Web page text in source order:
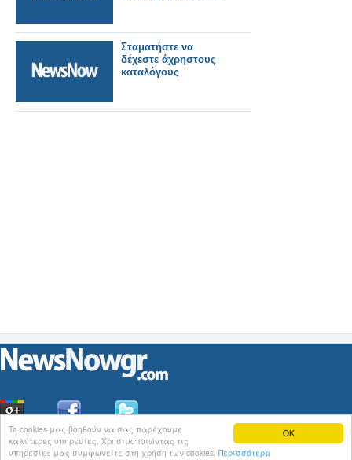
OK
Ta cookies μας βοηθούν να σας παρέχουμε
καλύτερες υπηρεσίες. Χρησιμοποιώντας τις
υπηρεσίες μας συμφωνείτε στη χρήση των cookies. Περισσότερα
Σταματήστε να
δέχεστε άχρηστους
καταλόγους
ΟιΕιδήσεις του NewsNowgr.com στοiNews